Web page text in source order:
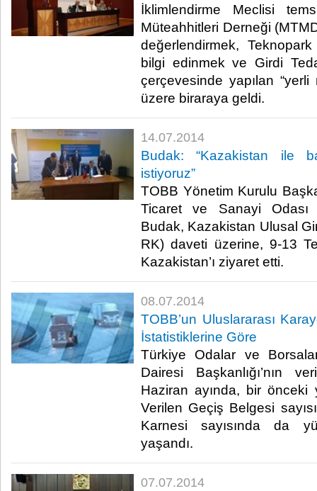
İklimlendirme Meclisi
Müteahhitleri Derneği
değerlendirmek,
bilgi edinmek ve Girdi
çerçevesinde yapılan “yerli
üzere biraraya geldi. ​
14.07.2014
Budak: “Kazakistan ile
istiyoruz”
TOBB Yönetim Kurulu
Ticaret ve Sanayi Odası
Budak, Kazakistan Ulusal
RK) daveti üzerine, 9-13
Kazakistan’ı ziyaret etti.​
08.07.2014
TOBB’un Uluslararası
İstatistiklerine Göre
Türkiye Odalar ve
Dairesi Başkanlığı’nın
Haziran ayında, bir önceki
Verilen Geçiş Belgesi
Karnesi sayısında da
yaşandı.​
07.07.2014